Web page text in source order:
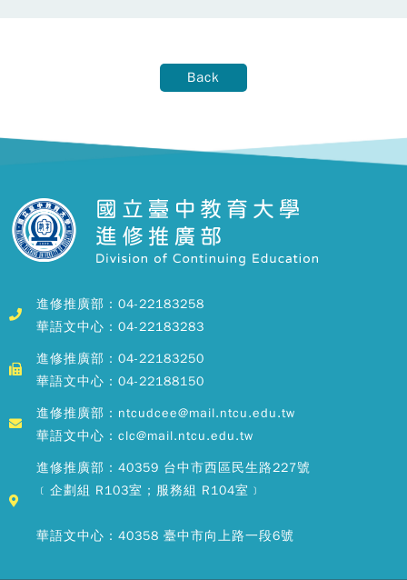
Back
進修推廣部：04-22183258
華語文中心：04-22183283
進修推廣部：04-22183250
華語文中心：04-22188150
進修推廣部：ntcudcee@mail.ntcu.edu.tw
華語文中心：clc@mail.ntcu.edu.tw
進修推廣部：40359 台中市西區民生路227號
﹝企劃組 R103室；服務組 R104室﹞
華語文中心：40358 臺中市向上路一段6號